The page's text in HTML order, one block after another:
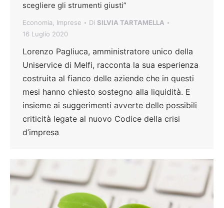
scegliere gli strumenti giusti”
Economia, Imprese Di SILVIA TARTAMELLA
16 Luglio 2020
Lorenzo Pagliuca, amministratore unico della
Uniservice di Melfi, racconta la sua esperienza
costruita al fianco delle aziende che in questi
mesi hanno chiesto sostegno alla liquidità. E
insieme ai suggerimenti avverte delle possibili
criticità legate al nuovo Codice della crisi
d’impresa